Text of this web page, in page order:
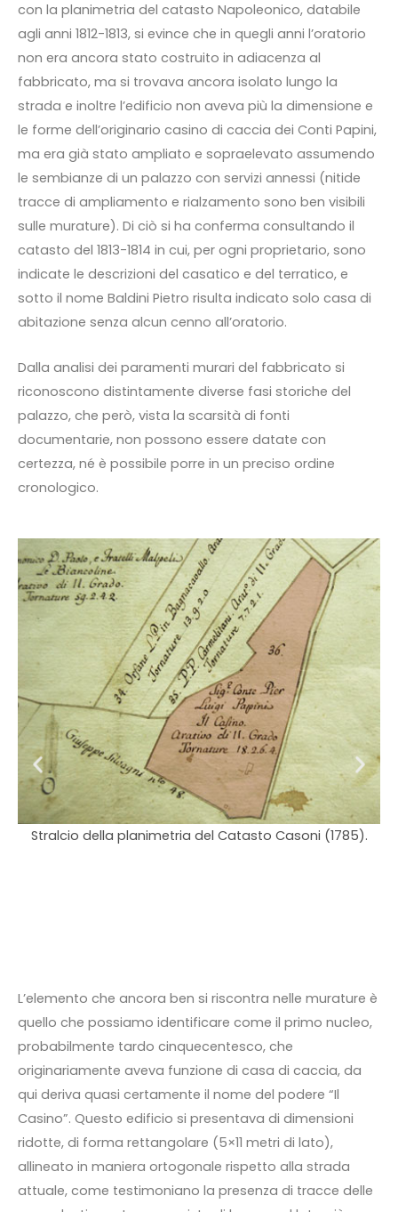
con la planimetria del catasto Napoleonico, databile
agli anni 1812-1813, si evince che in quegli anni l’oratorio
non era ancora stato costruito in adiacenza al
fabbricato, ma si trovava ancora isolato lungo la
strada e inoltre l’edificio non aveva più la dimensione e
le forme dell’originario casino di caccia dei Conti Papini,
ma era già stato ampliato e sopraelevato assumendo
le sembianze di un palazzo con servizi annessi (nitide
tracce di ampliamento e rialzamento sono ben visibili
sulle murature). Di ciò si ha conferma consultando il
catasto del 1813-1814 in cui, per ogni proprietario, sono
indicate le descrizioni del casatico e del terratico, e
sotto il nome Baldini Pietro risulta indicato solo casa di
abitazione senza alcun cenno all’oratorio.
Dalla analisi dei paramenti murari del fabbricato si
riconoscono distintamente diverse fasi storiche del
palazzo, che però, vista la scarsità di fonti
documentarie, non possono essere datate con
certezza, né è possibile porre in un preciso ordine
cronologico.
Stralcio della planimetria del Catasto Casoni (1785).
L’elemento che ancora ben si riscontra nelle murature è
quello che possiamo identificare come il primo nucleo,
probabilmente tardo cinquecentesco, che
originariamente aveva funzione di casa di caccia, da
qui deriva quasi certamente il nome del podere “Il
Casino”. Questo edificio si presentava di dimensioni
ridotte, di forma rettangolare (5×11 metri di lato),
allineato in maniera ortogonale rispetto alla strada
attuale, come testimoniano la presenza di tracce delle